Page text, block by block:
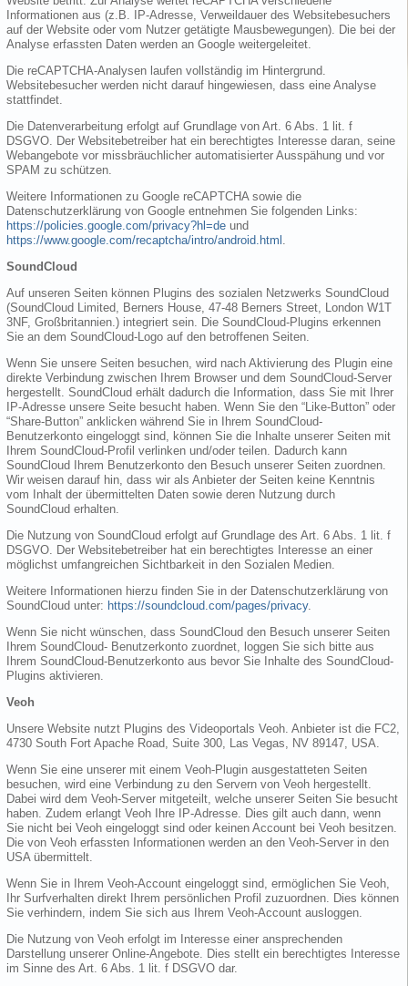
Informationen aus (z.B. IP-Adresse, Verweildauer des Websitebesuchers
auf der Website oder vom Nutzer getätigte Mausbewegungen). Die bei der
Analyse erfassten Daten werden an Google weitergeleitet.
Die reCAPTCHA-Analysen laufen vollständig im Hintergrund.
Websitebesucher werden nicht darauf hingewiesen, dass eine Analyse
stattfindet.
Die Datenverarbeitung erfolgt auf Grundlage von Art. 6 Abs. 1 lit. f
DSGVO. Der Websitebetreiber hat ein berechtigtes Interesse daran, seine
Webangebote vor missbräuchlicher automatisierter Ausspähung und vor
SPAM zu schützen.
Weitere Informationen zu Google reCAPTCHA sowie die
Datenschutzerklärung von Google entnehmen Sie folgenden Links:
https://policies.google.com/privacy?hl=de und
https://www.google.com/recaptcha/intro/android.html
SoundCloud
Auf unseren Seiten können Plugins des sozialen Netzwerks SoundCloud
(SoundCloud Limited, Berners House, 47-48 Berners Street, London W1T
3NF, Großbritannien.) integriert sein. Die SoundCloud-Plugins erkennen
Sie an dem SoundCloud-Logo auf den betroffenen Seiten.
Wenn Sie unsere Seiten besuchen, wird nach Aktivierung des Plugin eine
direkte Verbindung zwischen Ihrem Browser und dem SoundCloud-Server
hergestellt. SoundCloud erhält dadurch die Information, dass Sie mit Ihrer
IP-Adresse unsere Seite besucht haben. Wenn Sie den “Like-Button” oder
“Share-Button” anklicken während Sie in Ihrem SoundCloud-
Benutzerkonto eingeloggt sind, können Sie die Inhalte unserer Seiten mit
Ihrem SoundCloud-Profil verlinken und/oder teilen. Dadurch kann
SoundCloud Ihrem Benutzerkonto den Besuch unserer Seiten zuordnen.
Wir weisen darauf hin, dass wir als Anbieter der Seiten keine Kenntnis
vom Inhalt der übermittelten Daten sowie deren Nutzung durch
SoundCloud erhalten.
Die Nutzung von SoundCloud erfolgt auf Grundlage des Art. 6 Abs. 1 lit. f
DSGVO. Der Websitebetreiber hat ein berechtigtes Interesse an einer
möglichst umfangreichen Sichtbarkeit in den Sozialen Medien.
Weitere Informationen hierzu finden Sie in der Datenschutzerklärung von
SoundCloud unter: https://soundcloud.com/pages/privacy.
Wenn Sie nicht wünschen, dass SoundCloud den Besuch unserer Seiten
Ihrem SoundCloud- Benutzerkonto zuordnet, loggen Sie sich bitte aus
Ihrem SoundCloud-Benutzerkonto aus bevor Sie Inhalte des SoundCloud-
Plugins aktivieren.
Veoh
Unsere Website nutzt Plugins des Videoportals Veoh. Anbieter ist die FC2,
4730 South Fort Apache Road, Suite 300, Las Vegas, NV 89147, USA.
Wenn Sie eine unserer mit einem Veoh-Plugin ausgestatteten Seiten
besuchen, wird eine Verbindung zu den Servern von Veoh hergestellt.
Dabei wird dem Veoh-Server mitgeteilt, welche unserer Seiten Sie besucht
haben. Zudem erlangt Veoh Ihre IP-Adresse. Dies gilt auch dann, wenn
Sie nicht bei Veoh eingeloggt sind oder keinen Account bei Veoh besitzen.
Die von Veoh erfassten Informationen werden an den Veoh-Server in den
USA übermittelt.
Wenn Sie in Ihrem Veoh-Account eingeloggt sind, ermöglichen Sie Veoh,
Ihr Surfverhalten direkt Ihrem persönlichen Profil zuzuordnen. Dies können
Sie verhindern, indem Sie sich aus Ihrem Veoh-Account ausloggen.
Die Nutzung von Veoh erfolgt im Interesse einer ansprechenden
Darstellung unserer Online-Angebote. Dies stellt ein berechtigtes Interesse
im Sinne des Art. 6 Abs. 1 lit. f DSGVO dar.